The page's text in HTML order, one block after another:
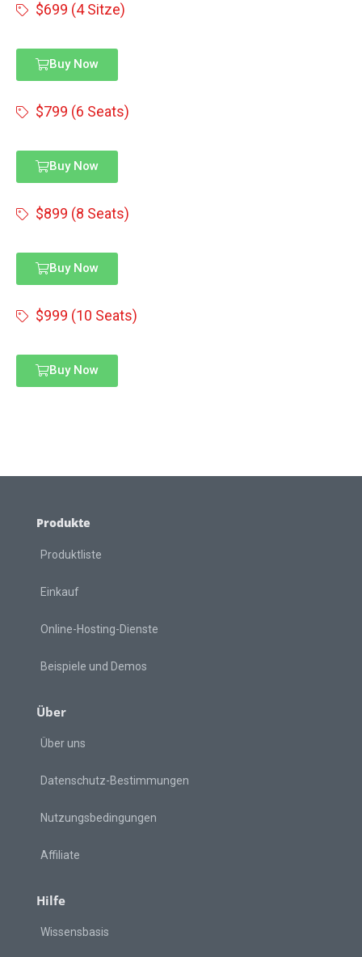
$699 (4 Sitze)
Buy Now
$799 (6 Seats)
Buy Now
$899 (8 Seats)
Buy Now
$999 (10 Seats)
Buy Now
Produkte
Produktliste
Einkauf
Online-Hosting-Dienste
Beispiele und Demos
Über
Über uns
Datenschutz-Bestimmungen
Nutzungsbedingungen
Affiliate
Hilfe
Wissensbasis